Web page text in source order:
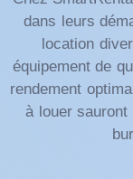
dans leurs
location
équipement de
rendement
à louer